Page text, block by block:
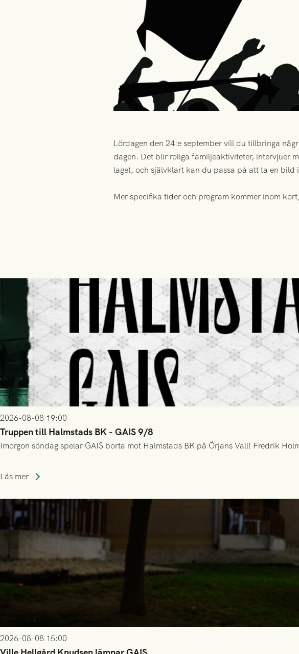
Lördagen den 24:e september vill du tillbringa
dagen. Det blir roliga familjeaktiviteter, intervjuer
laget, och självklart kan du passa på att ta en
Mer specifika tider och program kommer inom
2026-08-08 19:00
Truppen till Halmstads BK - GAIS 9/8
Imorgon söndag spelar GAIS borta mot Halmstads BK på Örjans Vall! Fredrik
Läs mer
2026-08-08 15:00